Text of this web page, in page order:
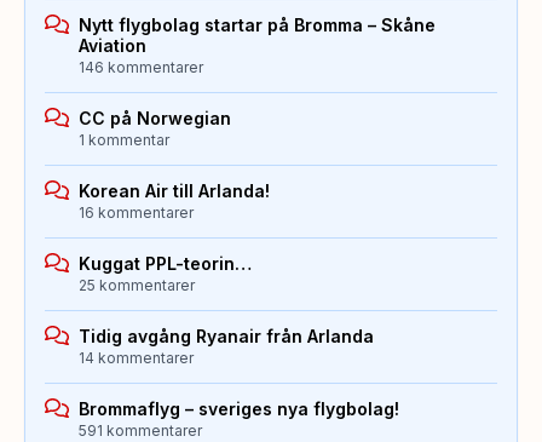
Nytt flygbolag startar på Bromma – Skåne
Aviation
146 kommentarer
CC på Norwegian
1 kommentar
Korean Air till Arlanda!
16 kommentarer
Kuggat PPL-teorin…
25 kommentarer
Tidig avgång Ryanair från Arlanda
14 kommentarer
Brommaflyg – sveriges nya flygbolag!
591 kommentarer